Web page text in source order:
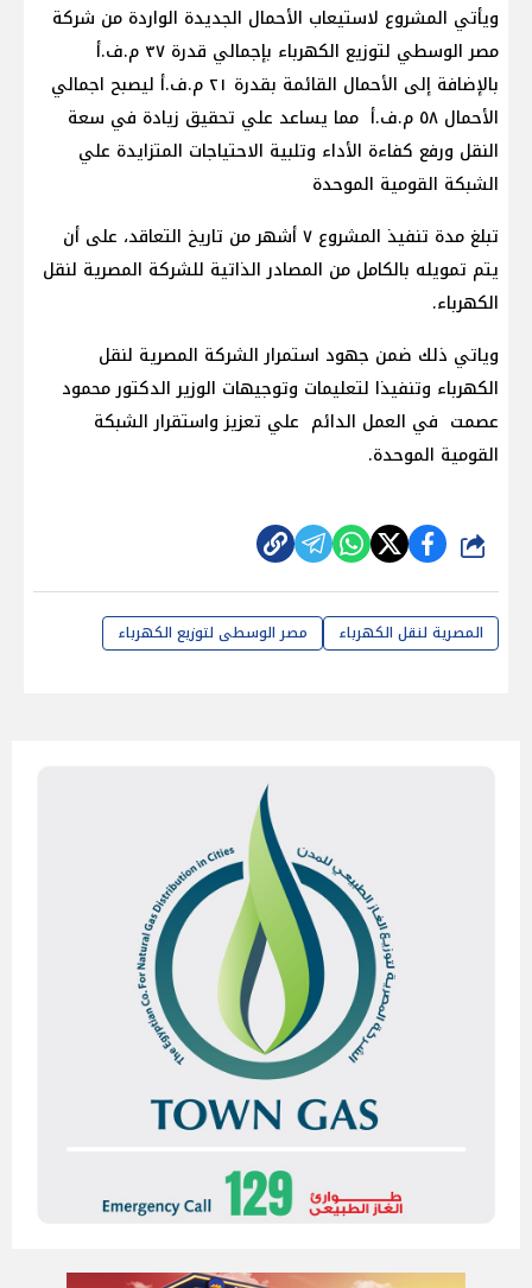
ويأتي المشروع لاستيعاب الأحمال الجديدة الواردة من شركة
مصر الوسطي لتوزيع الكهرباء بإجمالي قدرة ٣٧ م.ف.أ
بالإضافة إلى الأحمال القائمة بقدرة ٢١ م.ف.أ ليصبح اجمالي
الأحمال ٥٨ م.ف.أ مما يساعد علي تحقيق زيادة في سعة
النقل ورفع كفاءة الأداء وتلبية الاحتياجات المتزايدة علي
الشبكة القومية الموحدة
تبلغ مدة تنفيذ المشروع ٧ أشهر من تاريخ التعاقد، على أن
يتم تمويله بالكامل من المصادر الذاتية للشركة المصرية لنقل
الكهرباء.
وياتي ذلك ضمن جهود استمرار الشركة المصرية لنقل
الكهرباء وتنفيذا لتعليمات وتوجيهات الوزير الدكتور محمود
عصمت في العمل الدائم علي تعزيز واستقرار الشبكة
القومية الموحدة.
شارك
المصرية لنقل الكهرباء مصر الوسطى لتوزيع الكهرباء